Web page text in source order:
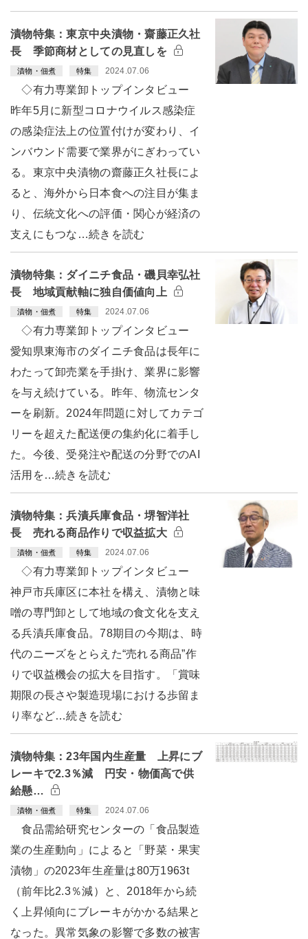
漬物特集：東京中央漬物・齋藤正久社
長 季節商材としての見直しを
漬物・佃煮 特集 2024.07.06
◇有力専業卸トップインタビュー
昨年5月に新型コロナウイルス感染症
の感染症法上の位置付けが変わり、イ
ンバウンド需要で業界がにぎわってい
る。東京中央漬物の齋藤正久社長によ
ると、海外から日本食への注目が集ま
り、伝統文化への評価・関心が経済の
支えにもつな…続きを読む
漬物特集：ダイニチ食品・磯貝幸弘社
長 地域貢献軸に独自価値向上
漬物・佃煮 特集 2024.07.06
◇有力専業卸トップインタビュー
愛知県東海市のダイニチ食品は長年に
わたって卸売業を手掛け、業界に影響
を与え続けている。昨年、物流センタ
ーを刷新。2024年問題に対してカテゴ
リーを超えた配送便の集約化に着手し
た。今後、受発注や配送の分野でのAI
活用を…続きを読む
漬物特集：兵漬兵庫食品・堺智洋社
長 売れる商品作りで収益拡大
漬物・佃煮 特集 2024.07.06
◇有力専業卸トップインタビュー
神戸市兵庫区に本社を構え、漬物と味
噌の専門卸として地域の食文化を支え
る兵漬兵庫食品。78期目の今期は、時
代のニーズをとらえた“売れる商品”作
りで収益機会の拡大を目指す。「賞味
期限の長さや製造現場における歩留ま
り率など…続きを読む
漬物特集：23年国内生産量 上昇にブ
レーキで2.3％減 円安・物価高で供
給懸…
漬物・佃煮 特集 2024.07.06
食品需給研究センターの「食品製造
業の生産動向」によると「野菜・果実
漬物」の2023年生産量は80万1963t
（前年比2.3％減）と、2018年から続
く上昇傾向にブレーキがかかる結果と
なった。異常気象の影響で多数の被害